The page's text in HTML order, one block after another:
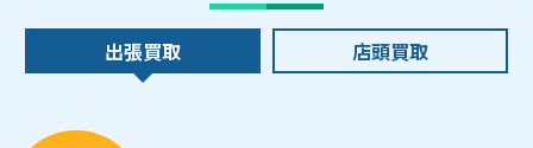
出張買取 店頭買取